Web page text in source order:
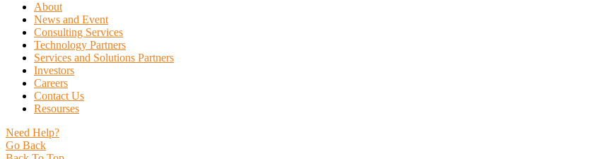
About
News and Event
Consulting Services
Technology Partners
Services and Solutions Partners
Investors
Careers
Contact Us
Resourses
Need Help?
Go Back